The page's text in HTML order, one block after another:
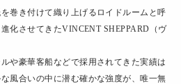
巻き付けて織り上げるロイドルームと呼
化させてきたVINCENT SHEPPARD（ヴ
や豪華客船などで採用されてきた実績は
風合いの中に潜む確かな強度が、唯一無